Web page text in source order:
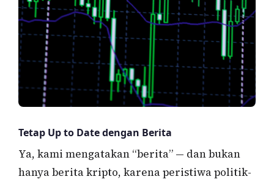
Tetap Up to Date dengan Berita
Ya, kami mengatakan “berita” — dan bukan
hanya berita kripto, karena peristiwa politik-